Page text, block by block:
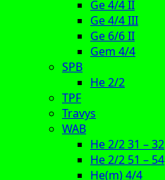
Ge 4/4 II
Ge 4/4 III
Ge 6/6 II
Gem 4/4
SPB
He 2/2
TPF
Travys
WAB
He 2/2 31 – 32
He 2/2 51 – 54
He(m) 4/4